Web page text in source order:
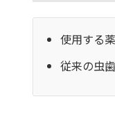
使用する
従来の虫